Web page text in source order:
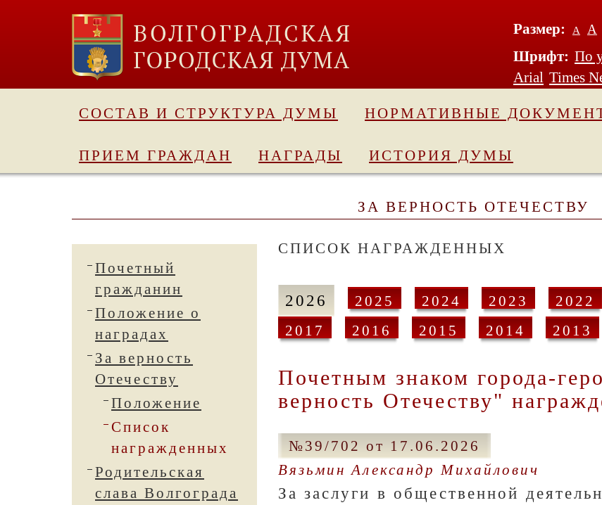
Размер: А А
Шрифт: По
Arial Times
СОСТАВ И СТРУКТУРА ДУМЫ НОРМАТИВНЫЕ
ПРИЕМ ГРАЖДАН НАГРАДЫ ИСТОРИЯ ДУМЫ
ЗА ВЕРНОСТЬ ОТЕЧЕСТВУ
Почетный
гражданин
Положение о
наградах
За верность
Отечеству
Положение
Список
награжденных
Родительская
слава Волгограда
СПИСОК НАГРАЖДЕННЫХ
2026 2025 2024 2023 2022
2017
2016 2015 2014 2013
Почетным знаком города-
верность Отечеству"
№39/702 от 17.06.2026
Вязьмин Александр Михайлович
За заслуги в общественной